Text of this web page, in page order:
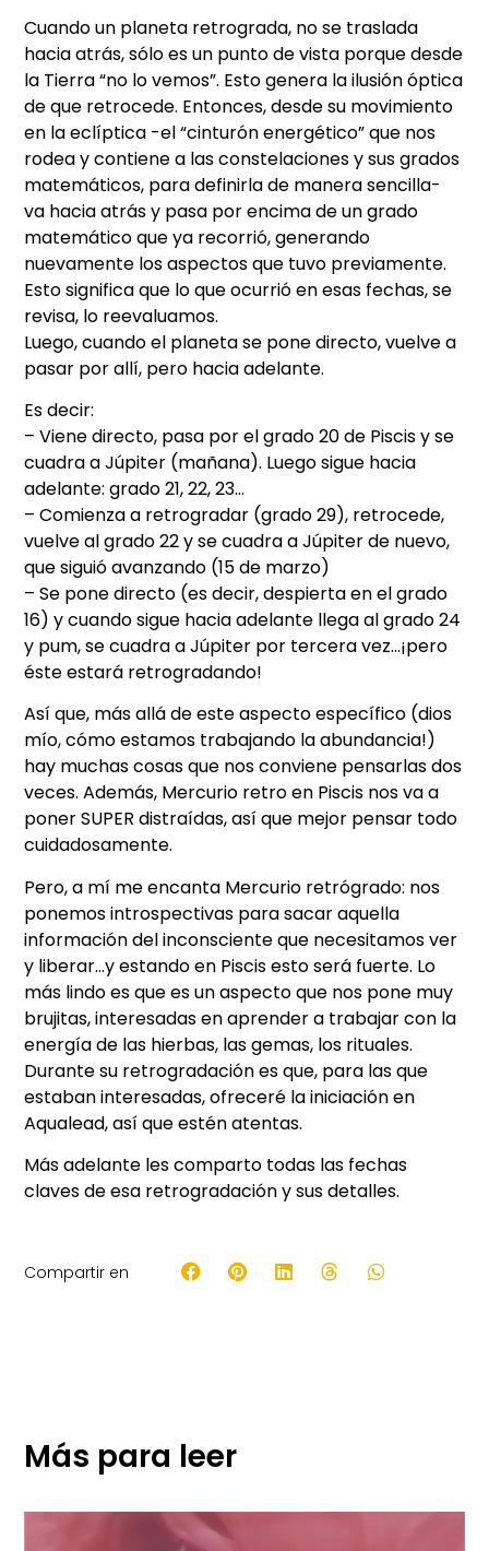
Cuando un planeta retrograda, no se traslada
hacia atrás, sólo es un punto de vista porque desde
la Tierra “no lo vemos”. Esto genera la ilusión óptica
de que retrocede. Entonces, desde su movimiento
en la eclíptica -el “cinturón energético” que nos
rodea y contiene a las constelaciones y sus grados
matemáticos, para definirla de manera sencilla-
va hacia atrás y pasa por encima de un grado
matemático que ya recorrió, generando
nuevamente los aspectos que tuvo previamente.
Esto significa que lo que ocurrió en esas fechas, se
revisa, lo reevaluamos.
Luego, cuando el planeta se pone directo, vuelve a
pasar por allí, pero hacia adelante.
Es decir:
– Viene directo, pasa por el grado 20 de Piscis y se
cuadra a Júpiter (mañana). Luego sigue hacia
adelante: grado 21, 22, 23…
– Comienza a retrogradar (grado 29), retrocede,
vuelve al grado 22 y se cuadra a Júpiter de nuevo,
que siguió avanzando (15 de marzo)
– Se pone directo (es decir, despierta en el grado
16) y cuando sigue hacia adelante llega al grado 24
y pum, se cuadra a Júpiter por tercera vez…¡pero
éste estará retrogradando!
Así que, más allá de este aspecto específico (dios
mío, cómo estamos trabajando la abundancia!)
hay muchas cosas que nos conviene pensarlas dos
veces. Además, Mercurio retro en Piscis nos va a
poner SUPER distraídas, así que mejor pensar todo
cuidadosamente.
Pero, a mí me encanta Mercurio retrógrado: nos
ponemos introspectivas para sacar aquella
información del inconsciente que necesitamos ver
y liberar…y estando en Piscis esto será fuerte. Lo
más lindo es que es un aspecto que nos pone muy
brujitas, interesadas en aprender a trabajar con la
energía de las hierbas, las gemas, los rituales.
Durante su retrogradación es que, para las que
estaban interesadas, ofreceré la iniciación en
Aqualead, así que estén atentas.
Más adelante les comparto todas las fechas
claves de esa retrogradación y sus detalles.
Compartir en
Más para leer